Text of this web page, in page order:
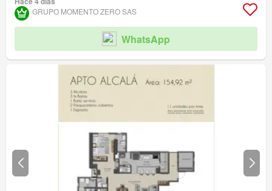
GRUPO MOMENTO ZERO SAS
WhatsApp